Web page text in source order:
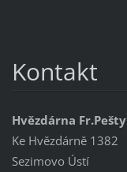
Kontakt
Hvězdárna Fr.Pešty
Ke Hvězdárně 1382
Sezimovo Ústí